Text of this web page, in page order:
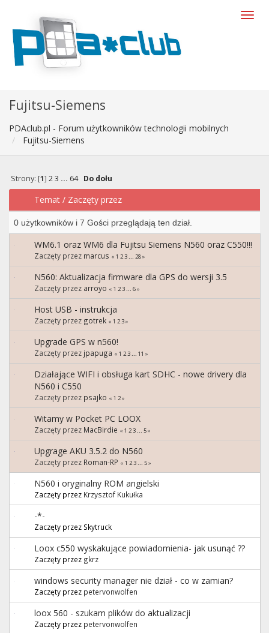
Fujitsu-Siemens
PDAclub.pl - Forum użytkowników technologii mobilnych
Fujitsu-Siemens
Strony: [1] 2 3 ... 64 Do dołu
Temat / Zaczęty przez
0 użytkowników i 7 Gości przeglądają ten dział.
WM6.1 oraz WM6 dla Fujitsu Siemens N560 oraz C550!!!
Zaczęty przez marcus « 1 23... 28»
N560: Aktualizacja firmware dla GPS do wersji 3.5
Zaczęty przez arroyo « 1 23... 6»
Host USB - instrukcja
Zaczęty przez gotrek « 1 23»
Upgrade GPS w n560!
Zaczęty przez jpapuga « 1 23... 11 »
Działające WIFI i obsługa kart SDHC - nowe drivery dla
N560 i C550
Zaczęty przez psajko « 1 2»
Witamy w Pocket PC LOOX
Zaczęty przez MacBirdie « 1 23... 5»
Upgrage AKU 3.5.2 do N560
Zaczęty przez Roman-RP « 1 23... 5»
N560 i oryginalny ROM angielski
Zaczęty przez Krzysztof Kukułka
-*-
Zaczęty przez Skytruck
Loox c550 wyskakujące powiadomienia- jak usunąć ??
Zaczęty przez gkrz
windows security manager nie dział - co w zamian?
Zaczęty przez petervonwolfen
loox 560 - szukam plików do aktualizacji
Zaczęty przez petervonwolfen